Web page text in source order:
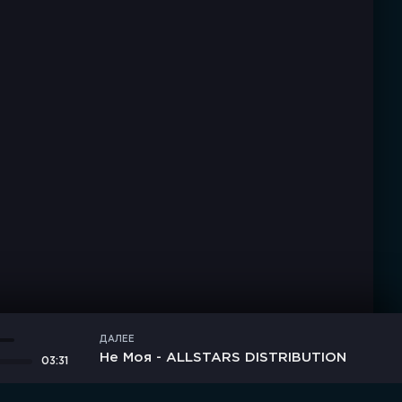
03:31
ДАЛЕЕ
Не Моя - ALLSTARS DISTRIBUTION